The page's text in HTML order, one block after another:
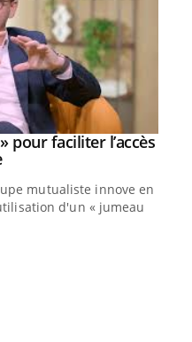
pour faciliter l’accès
Youtube
mutualiste innove en
d'un « jumeau